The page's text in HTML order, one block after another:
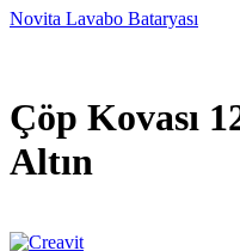
Novita Lavabo Bataryası
Çöp Kovası
Altın